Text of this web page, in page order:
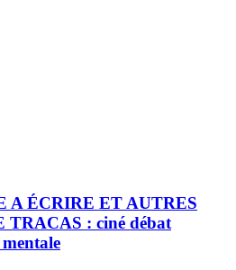
A ÉCRIRE ET AUTRES
TRACAS : ciné débat